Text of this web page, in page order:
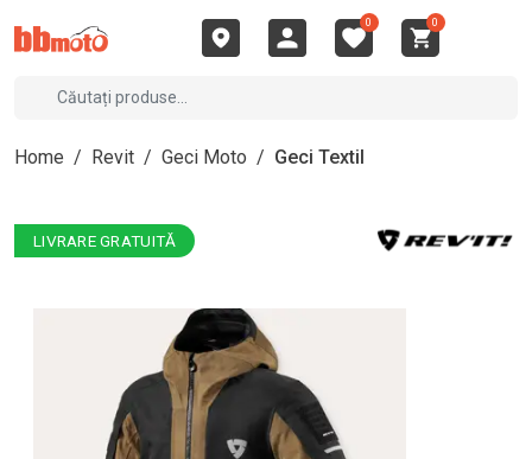
0 0
Home / Revit / Geci Moto / Geci Textil
LIVRARE GRATUITĂ